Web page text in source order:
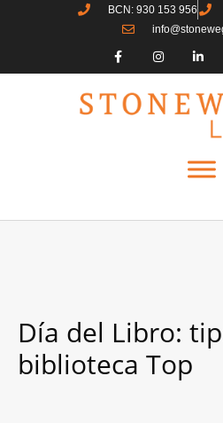
BCN: 930 153 956
Día del Libro:
biblioteca Top